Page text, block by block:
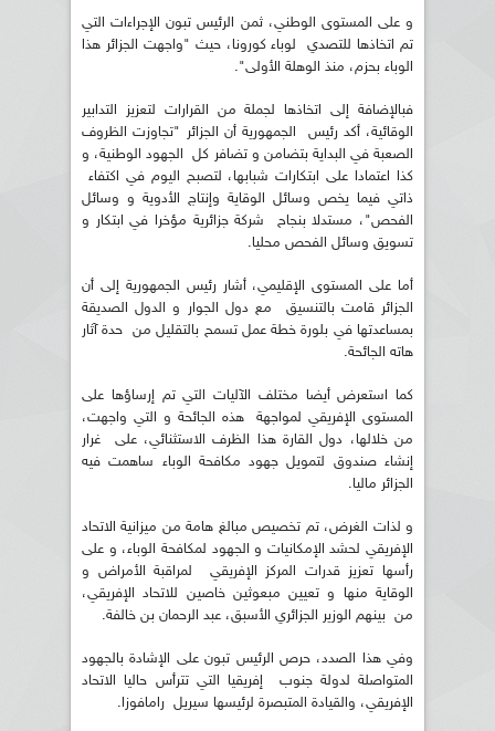
و على المستوى الوطني، ثمن الرئيس تبون الإجراءات التي
تم اتخاذها للتصدي لوباء كورونا، حيث "واجهت الجزائر هذا
الوباء بحزم، منذ الوهلة الأولى".
فبالإضافة إلى اتخاذها لجملة من القرارات لتعزيز التدابير
الوقائية، أكد رئيس الجمهورية أن الجزائر "تجاوزت الظروف
الصعبة في البداية بتضامن و تضافر كل الجهود الوطنية، و
كذا اعتمادا على ابتكارات شبابها، لتصبح اليوم في اكتفاء
ذاتي فيما يخص وسائل الوقاية وإنتاج الأدوية و وسائل
الفحص"، مستدلا بنجاح شركة جزائرية مؤخرا في ابتكار و
تسويق وسائل الفحص محليا.
أما على المستوى الإقليمي، أشار رئيس الجمهورية إلى أن
الجزائر قامت بالتنسيق مع دول الجوار و الدول الصديقة
بمساعدتها في بلورة خطة عمل تسمح بالتقليل من حدة آثار
هاته الجائحة.
كما استعرض أيضا مختلف الآليات التي تم إرساؤها على
المستوى الإفريقي لمواجهة هذه الجائحة و التي واجهت،
من خلالها، دول القارة هذا الظرف الاستثنائي، على غرار
إنشاء صندوق لتمويل جهود مكافحة الوباء ساهمت فيه
الجزائر ماليا.
و لذات الغرض، تم تخصيص مبالغ هامة من ميزانية الاتحاد
الإفريقي لحشد الإمكانيات و الجهود لمكافحة الوباء، و على
رأسها تعزيز قدرات المركز الإفريقي لمراقبة الأمراض و
الوقاية منها و تعيين مبعوثين خاصين للاتحاد الإفريقي،
من بينهم الوزير الجزائري الأسبق، عبد الرحمان بن خالفة.
وفي هذا الصدد، حرص الرئيس تبون على الإشادة بالجهود
المتواصلة لدولة جنوب إفريقيا التي تترأس حاليا الاتحاد
الإفريقي، والقيادة المتبصرة لرئيسها سيريل رامافوزا.